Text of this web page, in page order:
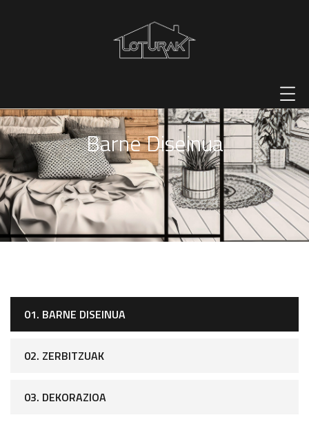
Barne Diseinua
01. BARNE DISEINUA
02. ZERBITZUAK
03. DEKORAZIOA